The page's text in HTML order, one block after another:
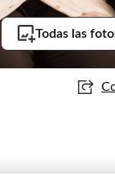
Todas las